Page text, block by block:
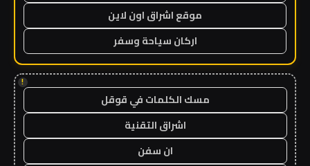
موقع اشراق اون لاين
اركان سياحة وسفر
!
مسك الكلمات في قوقل
اشراق التقنية
ان سفن